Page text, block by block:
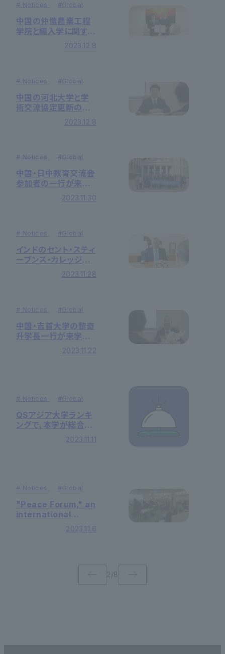
# Notices #Global
中国の仲愷農業工程
学院と編入学に関する
覚書を締結しました
2023.12.8
# Notices #Global
中国の河北大学と学
術交流協定更新の調
印式を行いました2023.12.8
# Notices #Global
中国・日中教育交流会
参加者の一行が来学
2023.11.30
# Notices #Global
インドのセント・スティ
ーブンス・カレッジの
ジョン・バルギース学
長一行が来学しました
2023.11.28
# Notices #Global
中国・吉首大学の黎奇
升学長一行が来学し
2023.11.22
# Notices #Global
QSアジア大学ランキ
ングで、本学が総合
451～500位（国内57
位タイ）にランクイン
2023.11.11
# Notices #Global
"Peace Forum," an
international
symposium co-
hosted by Soka
2023.11.6
2 /8